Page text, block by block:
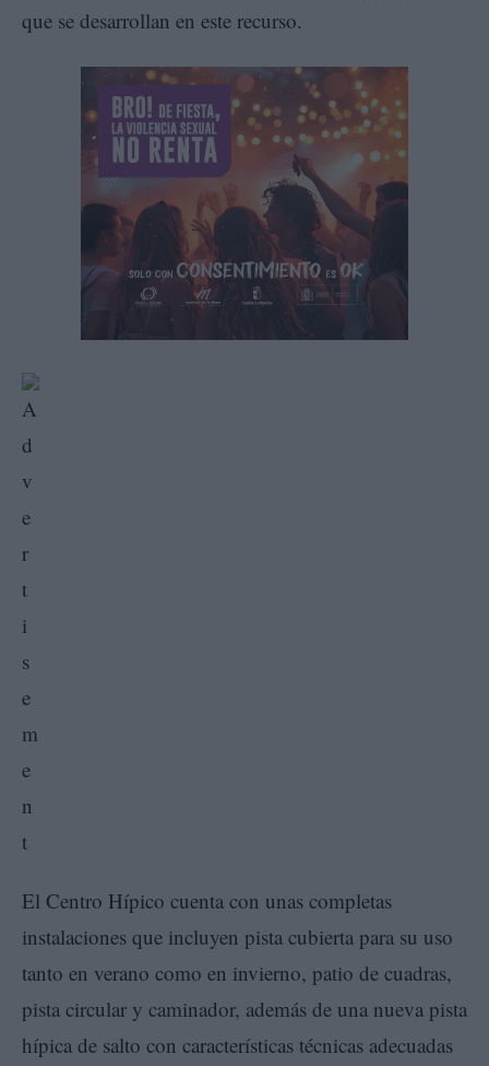
que se desarrollan en este recurso.
El Centro Hípico cuenta con unas completas
instalaciones que incluyen pista cubierta para su uso
tanto en verano como en invierno, patio de cuadras,
pista circular y caminador, además de una nueva pista
hípica de salto con características técnicas adecuadas